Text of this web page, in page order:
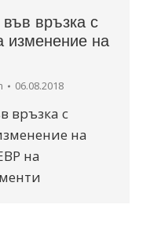
връзка с
изменение на
06.08.2018
връзка с
на
на